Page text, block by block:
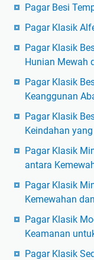
Pagar Besi
Pagar Klasik
Pagar Klasik
Hunian Mewah
Pagar Klasik
Keanggunan
Pagar Klasik
Keindahan
Pagar Klasik
antara
Pagar Klasik
Kemewahan
Pagar Klasik
Keamanan
Pagar Klasik